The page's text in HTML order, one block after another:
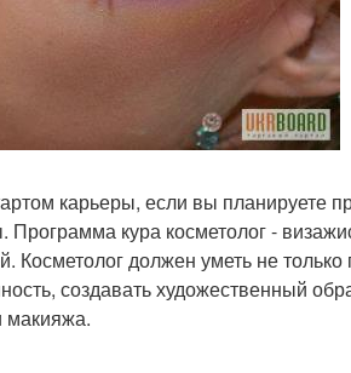
карьеры, если вы планируете
кура косметолог -
Косметолог должен уметь не только
создавать художественный
макияжа.